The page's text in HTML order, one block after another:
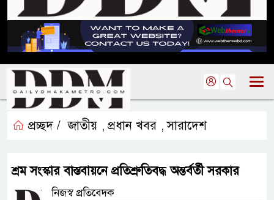
প্রচ্ছদ / জাতীয় , প্রধান খবর ,সারাদেশ
শ্রম সংস্কার বাস্তবায়নে প্রতিশ্রুতিবদ্ধ অন্তর্বর্তী সরকার
নিজস্ব প্রতিবেদক